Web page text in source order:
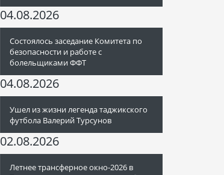
04.08.2026
Состоялось заседание Комитета по
безопасности и работе с
болельщиками ФФТ
04.08.2026
Ушел из жизни легенда таджикского
футбола Валерий Турсунов
02.08.2026
Летнее трансферное окно-2026 в